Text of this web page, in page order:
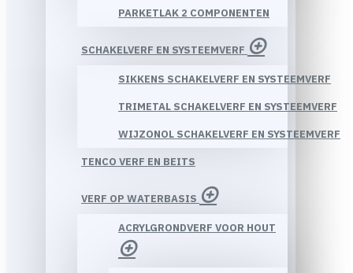
PARKETLAK 2 COMPONENTEN
SCHAKELVERF EN SYSTEEMVERF
SIKKENS SCHAKELVERF EN SYSTEEMVERF
TRIMETAL SCHAKELVERF EN SYSTEEMVERF
WIJZONOL SCHAKELVERF EN SYSTEEMVERF
TENCO VERF EN BEITS
VERF OP WATERBASIS
ACRYLGRONDVERF VOOR HOUT